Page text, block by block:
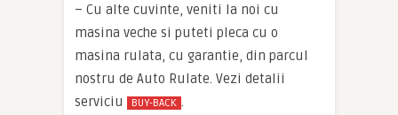
– Cu alte cuvinte, veniti la noi cu
masina veche si puteti pleca cu o
masina rulata, cu garantie, din parcul
nostru de Auto Rulate. Vezi detalii
serviciu
BUY-BACK .